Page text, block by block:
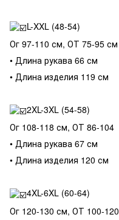
L-XXL (48-54)
Ог 97-110 см, ОТ 75-95 см
• Длина рукава 66 см
• Длина изделия 119 см
2XL-3XL (54-58)
Ог 108-118 см, ОТ 86-104
• Длина рукава 67 см
• Длина изделия 120 см
4XL-6XL (60-64)
Ог 120-130 см, ОТ 100-120